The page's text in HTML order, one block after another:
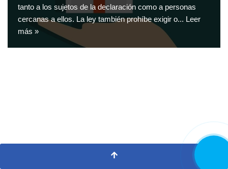
tanto a los sujetos de la declaración como a personas
cercanas a ellos. La ley también prohíbe exigir o... Leer
más »